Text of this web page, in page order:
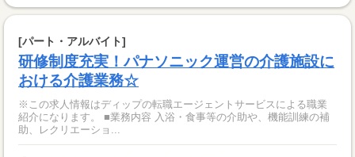
[パート・アルバイト]
研修制度充実！パナソニック運営の介護施設に
おける介護業務☆
※この求人情報はディップの転職エージェントサービスによる職業
紹介になります。 ■業務内容 入浴・食事等の介助や、機能訓練の補
助、レクリエーショ...